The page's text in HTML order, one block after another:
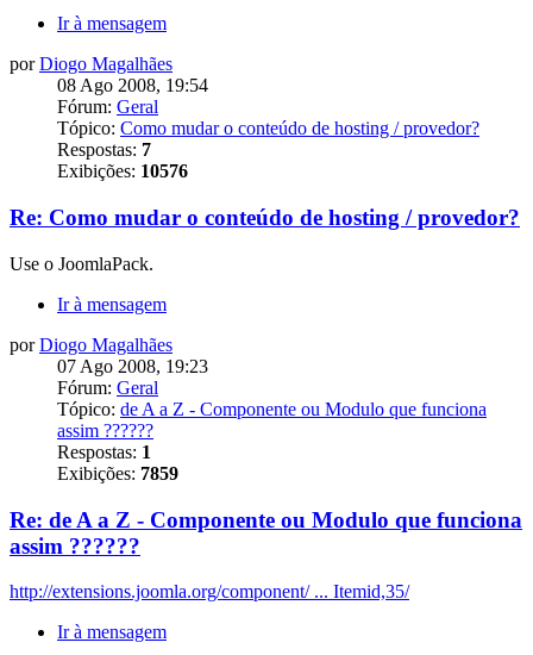
Ir à mensagem
porDiogo Magalhães
08 Ago 2008, 19:54
Fórum: Geral
Tópico: Como mudar o conteúdo de hosting / provedor?
Respostas: 7
Exibições: 10576
Re: Como mudar o conteúdo de hosting / provedor?
Use o JoomlaPack.
Ir à mensagem
porDiogo Magalhães
07 Ago 2008, 19:23
Fórum: Geral
Tópico: de A a Z - Componente ou Modulo que funciona
assim ??????
Respostas: 1
Exibições: 7859
Re: de A a Z - Componente ou Modulo que funciona
assim ??????
http://extensions.joomla.org/component/ ... Itemid,35/
Ir à mensagem